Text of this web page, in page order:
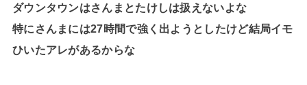
ダウンタウンはさんまとたけしは扱えないよな
特にさんまには27時間で強く出ようとしたけど結局イモ
ひいたアレがあるからな